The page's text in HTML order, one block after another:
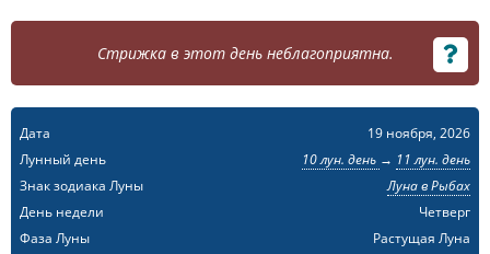
Стрижка в этот день неблагоприятна.
Дата
19 ноября, 2026
Лунный день
10 лун. день → 11 лун. день
Знак зодиака Луны
Луна в Рыбах
День недели
Четверг
Фаза Луны
Растущая Луна